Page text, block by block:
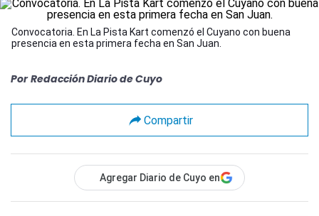
Convocatoria. En La Pista Kart comenzó el Cuyano con buena
presencia en esta primera fecha en San Juan.
Por Redacción Diario de Cuyo
Compartir
Agregar Diario de Cuyo en